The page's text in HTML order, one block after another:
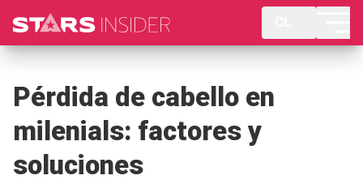
Pérdida de cabello en
milenials: factores y
soluciones